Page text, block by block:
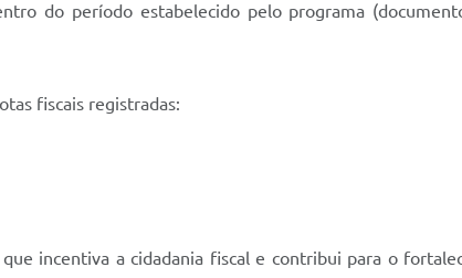
período estabelecido pelo programa
fiscais registradas:
incentiva a cidadania fiscal e contribui para o